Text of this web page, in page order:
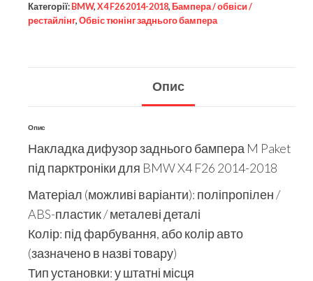
Категорії: BMW, X4 F26 2014-2018, Бампера / обвіси /
рестайлінг, Обвіс тюнінг заднього бампера
Опис
Опис
Накладка дифузор заднього бампера M Paket
під парктроніки для BMW X4 F26 2014-2018
Матеріал (можливі варіанти): поліпропілен /
ABS-пластик / металеві деталі
Колір: під фарбування, або колір авто
(зазначено в назві товару)
Тип установки: у штатні місця